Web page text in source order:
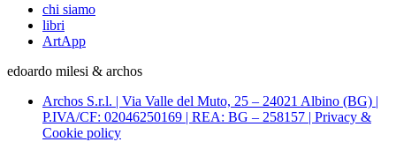
chi siamo
libri
ArtApp
edoardo milesi & archos
Archos S.r.l. | Via Valle del Muto, 25 – 24021 Albino (BG) |
P.IVA/CF: 02046250169 | REA: BG – 258157 | Privacy &
Cookie policy